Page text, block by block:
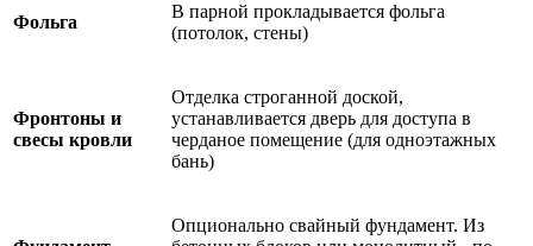
Фольга
В парной прокладывается фольга
(потолок, стены)
Фронтоны и
свесы кровли
Отделка строганной доской,
устанавливается дверь для доступа в
черданое помещение (для одноэтажных
бань)
Опционально свайный фундамент. Из